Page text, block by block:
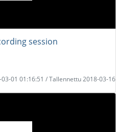
session
03-01 01:16:51 / Tallennettu 2018-03-16